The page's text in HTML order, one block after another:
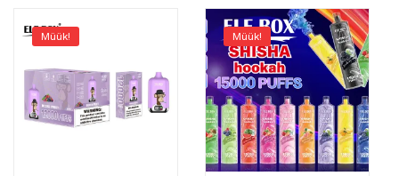
Raspberry
Müük! Müük!